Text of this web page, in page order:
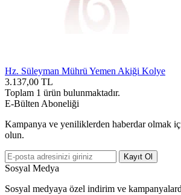
Hz. Süleyman Mührü Yemen Akiği Kolye
3.137,00 TL
Toplam 1 ürün bulunmaktadır.
E-Bülten Aboneliği
Kampanya ve yeniliklerden haberdar olmak
olun.
Kayıt Ol
Sosyal Medya
Sosyal medyaya özel indirim ve